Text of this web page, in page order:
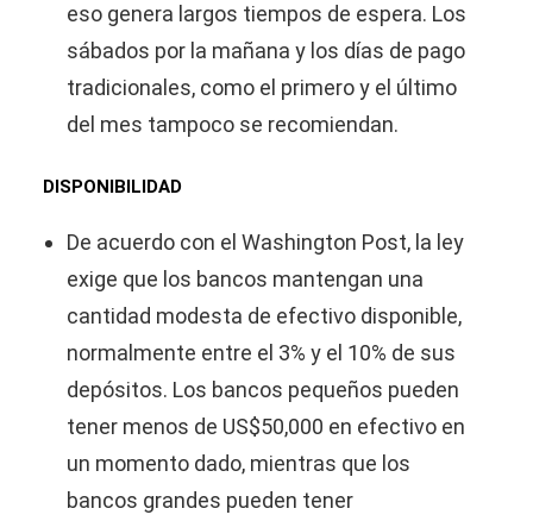
eso genera largos tiempos de espera. Los
sábados por la mañana y los días de pago
tradicionales, como el primero y el último
del mes tampoco se recomiendan.
DISPONIBILIDAD
De acuerdo con el Washington Post, la ley
exige que los bancos mantengan una
cantidad modesta de efectivo disponible,
normalmente entre el 3% y el 10% de sus
depósitos. Los bancos pequeños pueden
tener menos de US$50,000 en efectivo en
un momento dado, mientras que los
bancos grandes pueden tener